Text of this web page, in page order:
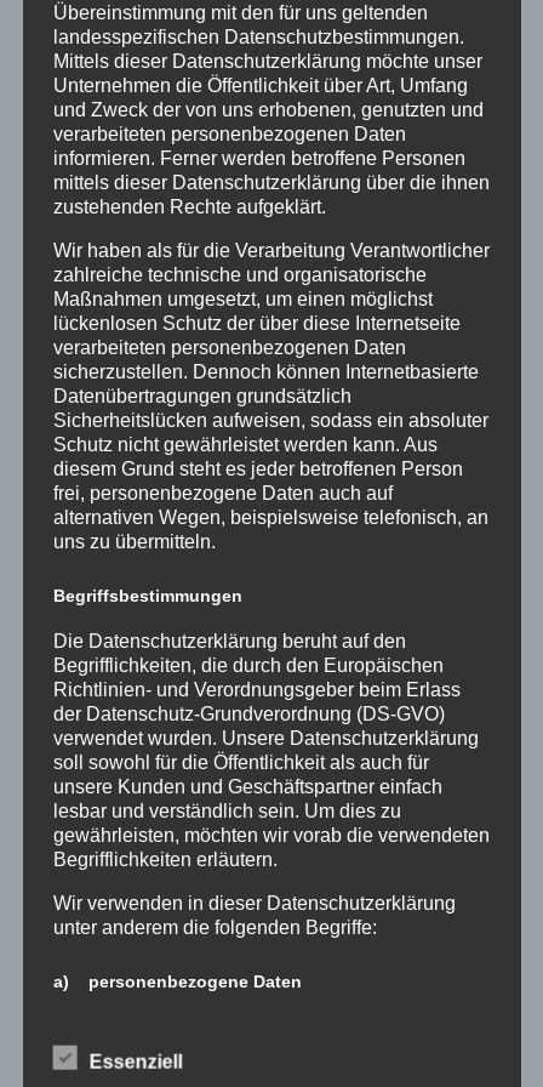
London Eyes Fotos von seinen Gästen – also auch von
uns, die wir nach der Fahrt kaufen konnten.
Und so endete unsere Zeit in London und wir fuhren
mit dem Bus wieder zurück nach Hastings.
Am 4. Tag waren wir
in Greenwich, einem
Vorort von London. Als
erstes waren wir im
Royal Observatory im
Greenwich Park. Von
dort aus hatten wir
einen guten Überblick
über London. Zuerst
sieht man das
Observatory selbst
und das Flamsteed
House. Auf dem
Flamsteed House ist
ein roter Ball montiert,
wird, um dann pünktlich um 13 Uhr wieder runter zu
fallen. Nach einer Stunde und 20 Minuten Freizeit
haben wir dann die Cutty Sark, einen alten
sogenannten ‚Tea Clipper‘ besichtigt und haben
dabei von einem Audioguide einige interessante
Fakten über das Schiff erfahren.
Am 5. Tag brachen wir am frühen morgen auf. Nach
ca.10 Stunden Fahrt mit Bus und Fähre kamen wir
dann auch endlich in Dortmund an.
Text: Sude, Nour und Jonas (Stufe 8)
Übereinstimmung mit den für uns geltenden
landesspezifischen Datenschutzbestimmungen.
Mittels dieser Datenschutzerklärung möchte unser
Unternehmen die Öffentlichkeit über Art, Umfang
und Zweck der von uns erhobenen, genutzten und
verarbeiteten personenbezogenen Daten
informieren. Ferner werden betroffene Personen
mittels dieser Datenschutzerklärung über die ihnen
zustehenden Rechte aufgeklärt.
Wir haben als für die Verarbeitung Verantwortlicher
zahlreiche technische und organisatorische
Maßnahmen umgesetzt, um einen möglichst
lückenlosen Schutz der über diese Internetseite
verarbeiteten personenbezogenen Daten
sicherzustellen. Dennoch können Internetbasierte
Datenübertragungen grundsätzlich
Sicherheitslücken aufweisen, sodass ein absoluter
Schutz nicht gewährleistet werden kann. Aus
diesem Grund steht es jeder betroffenen Person
frei, personenbezogene Daten auch auf
alternativen Wegen, beispielsweise telefonisch, an
uns zu übermitteln.
Begriffsbestimmungen
Die Datenschutzerklärung beruht auf den
Begrifflichkeiten, die durch den Europäischen
Richtlinien- und Verordnungsgeber beim Erlass
der Datenschutz-Grundverordnung (DS-GVO)
verwendet wurden. Unsere Datenschutzerklärung
soll sowohl für die Öffentlichkeit als auch für
unsere Kunden und Geschäftspartner einfach
lesbar und verständlich sein. Um dies zu
gewährleisten, möchten wir vorab die verwendeten
Begrifflichkeiten erläutern.
Wir verwenden in dieser Datenschutzerklärung
unter anderem die folgenden Begriffe:
a) personenbezogene Daten
die sich auf eine identifizierte oder identifizierbare
natürliche Person (im Folgenden „betroffene
Essenziell